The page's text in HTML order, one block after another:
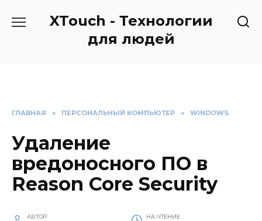
XTouch - Технологии
для людей
ГЛАВНАЯ » ПЕРСОНАЛЬНЫЙ КОМПЬЮТЕР » WINDOWS
Удаление
вредоносного ПО в
Reason Core Security
АВТОР НА ЧТЕНИЕ